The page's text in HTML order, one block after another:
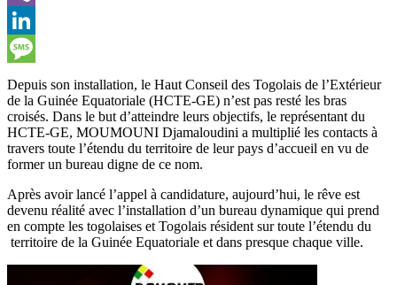
Viber
LinkedIn
Message
Depuis son installation, le Haut Conseil des Togolais de l’Extérieur
de la Guinée Equatoriale (HCTE-GE) n’est pas resté les bras
croisés. Dans le but d’atteindre leurs objectifs, le représentant du
HCTE-GE, MOUMOUNI Djamaloudini a multiplié les contacts à
travers toute l’étendu du territoire de leur pays d’accueil en vu de
former un bureau digne de ce nom.
Après avoir lancé l’appel à candidature, aujourd’hui, le rêve est
devenu réalité avec l’installation d’un bureau dynamique qui prend
en compte les togolaises et Togolais résident sur toute l’étendu du
territoire de la Guinée Equatoriale et dans presque chaque ville.